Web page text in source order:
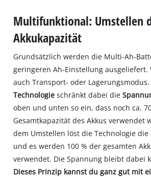
Multifunktional: Umstellen
Akkukapazität
Grundsätzlich werden die Multi-Ah-
geringeren Ah-Einstellung ausgeliefert.
auch Transport- oder Lagerungsmodus.
Technologie schränkt dabei die
oben und unten so ein, dass noch ca.
Gesamtkapazität des Akkus verwendet
dem Umstellen löst die Technologie
und es werden 100 % der gesamten
verwendet. Die Spannung bleibt dabei
Dieses Prinzip kannst du ganz gut mit